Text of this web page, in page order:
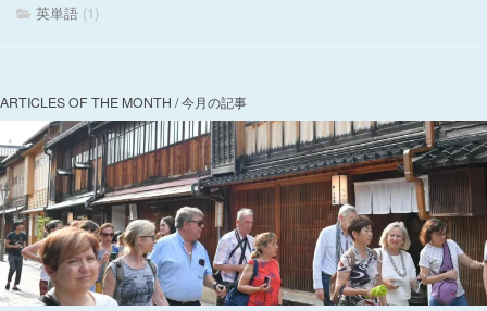
英単語 (1)
ARTICLES OF THE MONTH / 今月の記事